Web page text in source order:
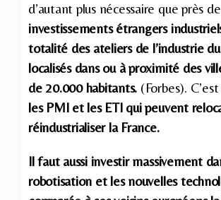
d’autant plus nécessaire que près de
investissements étrangers
totalité des ateliers de l’industrie
localisés dans ou à proximité des
de 20.000 habitants. (Forbes).
les PMI et les ETI qui peuvent
réindustrialiser la France.
Il faut aussi investir massivement
robotisation et les nouvelles